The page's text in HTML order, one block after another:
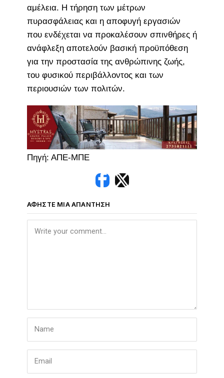
αμέλεια. Η τήρηση των μέτρων
πυρασφάλειας και η αποφυγή εργασιών
που ενδέχεται να προκαλέσουν σπινθήρες ή
ανάφλεξη αποτελούν βασική προϋπόθεση
για την προστασία της ανθρώπινης ζωής,
του φυσικού περιβάλλοντος και των
περιουσιών των πολιτών.
Πηγή: ΑΠΕ-ΜΠΕ
ΑΦΉΣΤΕ ΜΙΑ ΑΠΆΝΤΗΣΗ